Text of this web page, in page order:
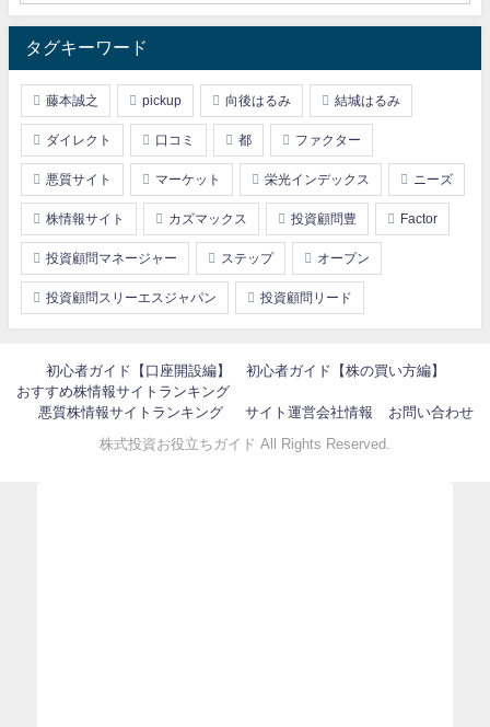
タグキーワード
藤本誠之 pickup 向後はるみ 結城はるみ
ダイレクト 口コミ 都 ファクター
悪質サイト マーケット 栄光インデックス ニーズ
株情報サイト カズマックス 投資顧問豊 Factor
投資顧問マネージャー ステップ オープン
投資顧問スリーエスジャパン 投資顧問リード
初心者ガイド【口座開設編】
初心者ガイド【株の買い方編】
おすすめ株情報サイトランキング
悪質株情報サイトランキング
サイト運営会社情報
お問い合わせ
株式投資お役立ちガイド All Rights Reserved.